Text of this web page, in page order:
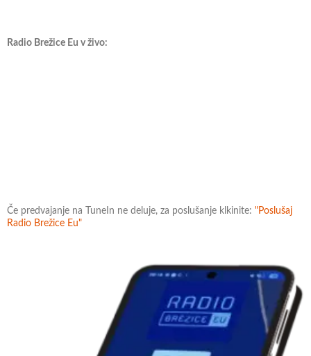
Radio Brežice Eu v živo:
Če predvajanje na TuneIn ne deluje, za poslušanje klkinite: "Poslušaj
Radio Brežice Eu"